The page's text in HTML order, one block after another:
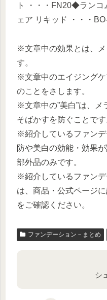
ト ・・・FN20◆ラン
ェア リキッド ・・・
※文章中の効果とは、
す。
※文章中のエイジング
のことをさします。
※文章中の”美白”は、
そばかすを防ぐことです
※紹介しているファン
防や美白の効能・効果
部外品のみです。
※紹介しているファン
は、商品・公式ページ
をご確認ください。
ファンデーション－まとめ
シ